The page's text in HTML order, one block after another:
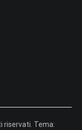
riservati. Tema: